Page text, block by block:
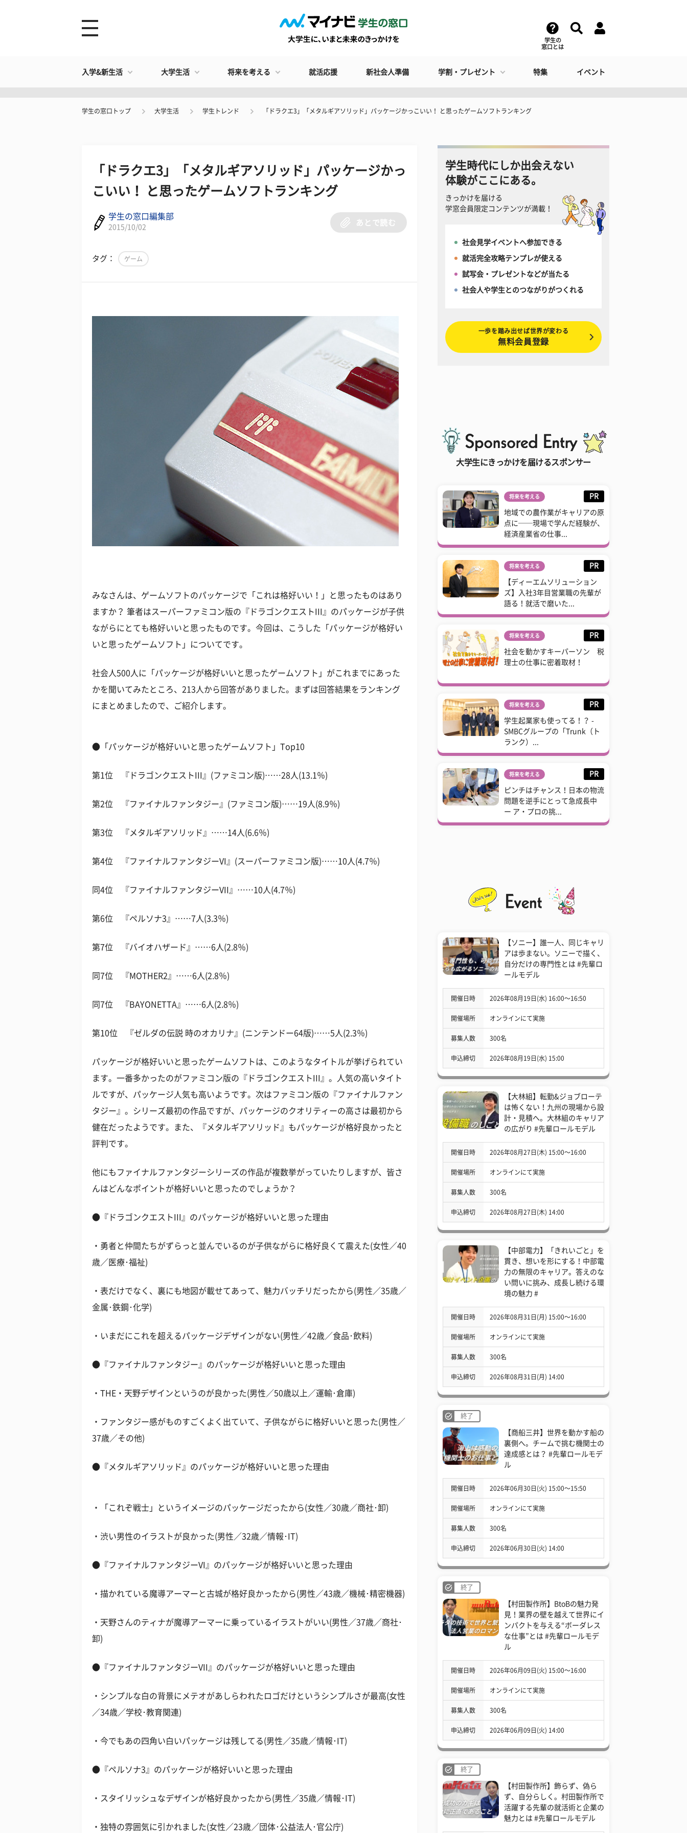
学生の
窓口とは
入学&新生活 大学生活 将来を考える 就活応援 新社会人準備 学割・プレゼント 特集 イベント
学生の窓口トップ 大学生活 学生トレンド 「ドラクエ3」「メタルギアソリッド」パッケージかっこいい！ と思ったゲームソフトランキング
「ドラクエ3」「メタルギアソリッド」パッケージかっ
こいい！ と思ったゲームソフトランキング
学生の窓口編集部
2015/10/02
あとで読む
タグ： ゲーム
みなさんは、ゲームソフトのパッケージで「これは格好いい！」と思ったものはあり
ますか？ 筆者はスーパーファミコン版の『ドラゴンクエストIII』のパッケージが子供
ながらにとても格好いいと思ったものです。今回は、こうした「パッケージが格好い
いと思ったゲームソフト」についてです。
社会人500人に「パッケージが格好いいと思ったゲームソフト」がこれまでにあった
かを聞いてみたところ、213人から回答がありました。まずは回答結果をランキング
にまとめましたので、ご紹介します。
●「パッケージが格好いいと思ったゲームソフト」Top10
第1位 『ドラゴンクエストIII』(ファミコン版)……28人(13.1％)
第2位 『ファイナルファンタジー』(ファミコン版)……19人(8.9％)
第3位 『メタルギアソリッド』……14人(6.6％)
第4位 『ファイナルファンタジーVI』(スーパーファミコン版)……10人(4.7％)
同4位 『ファイナルファンタジーVII』……10人(4.7％)
第6位 『ペルソナ3』……7人(3.3％)
第7位 『バイオハザード』……6人(2.8％)
同7位 『MOTHER2』……6人(2.8％)
同7位 『BAYONETTA』……6人(2.8％)
第10位 『ゼルダの伝説 時のオカリナ』(ニンテンドー64版)……5人(2.3％)
パッケージが格好いいと思ったゲームソフトは、このようなタイトルが挙げられてい
ます。一番多かったのがファミコン版の『ドラゴンクエストIII』。人気の高いタイト
ルですが、パッケージ人気も高いようです。次はファミコン版の『ファイナルファン
タジー』。シリーズ最初の作品ですが、パッケージのクオリティーの高さは最初から
健在だったようです。また、『メタルギアソリッド』もパッケージが格好良かったと
評判です。
他にもファイナルファンタジーシリーズの作品が複数挙がっていたりしますが、皆さ
んはどんなポイントが格好いいと思ったのでしょうか？
●『ドラゴンクエストIII』のパッケージが格好いいと思った理由
・勇者と仲間たちがずらっと並んでいるのが子供ながらに格好良くて震えた(女性／40
歳／医療･福祉)
・表だけでなく、裏にも地図が載せてあって、魅力バッチリだったから(男性／35歳／
金属･鉄鋼･化学)
・いまだにこれを超えるパッケージデザインがない(男性／42歳／食品･飲料)
●『ファイナルファンタジー』のパッケージが格好いいと思った理由
・THE・天野デザインというのが良かった(男性／50歳以上／運輸･倉庫)
・ファンタジー感がものすごくよく出ていて、子供ながらに格好いいと思った(男性／
37歳／その他)
●『メタルギアソリッド』のパッケージが格好いいと思った理由
・「これぞ戦士」というイメージのパッケージだったから(女性／30歳／商社･卸)
・渋い男性のイラストが良かった(男性／32歳／情報･IT)
●『ファイナルファンタジーVI』のパッケージが格好いいと思った理由
・描かれている魔導アーマーと古城が格好良かったから(男性／43歳／機械･精密機器)
・天野さんのティナが魔導アーマーに乗っているイラストがいい(男性／37歳／商社･
卸)
●『ファイナルファンタジーVII』のパッケージが格好いいと思った理由
・シンプルな白の背景にメテオがあしらわれたロゴだけというシンプルさが最高(女性
／34歳／学校･教育関連)
・今でもあの四角い白いパッケージは残してる(男性／35歳／情報･IT)
●『ペルソナ3』のパッケージが格好いいと思った理由
・スタイリッシュなデザインが格好良かったから(男性／35歳／情報･IT)
・独特の雰囲気に引かれました(女性／23歳／団体･公益法人･官公庁)
学生時代にしか出会えない
体験がここにある。
きっかけを届ける
学窓会員限定コンテンツが満載！
社会見学イベントへ参加できる
就活完全攻略テンプレが使える
試写会・プレゼントなどが当たる
社会人や学生とのつながりがつくれる
一歩を踏み出せば世界が変わる
無料会員登録
大学生にきっかけを届けるスポンサー
将来を考える PR
地域での農作業がキャリアの原
点に──現場で学んだ経験が、
経済産業省の仕事...
将来を考える PR
【ディーエムソリューション
ズ】入社3年目営業職の先輩が
語る！就活で磨いた...
将来を考える PR
社会を動かすキーパーソン 税
理士の仕事に密着取材！
将来を考える PR
学生起業家も使ってる！？ -
SMBCグループの「Trunk（ト
ランク）...
将来を考える PR
ピンチはチャンス！日本の物流
問題を逆手にとって急成長中
ー ア・プロの挑...
【ソニー】誰一人、同じキャリ
アは歩まない。ソニーで描く、
自分だけの専門性とは #先輩ロ
ールモデル
開催日時 2026年08月19日(水) 16:00〜16:50
開催場所 オンラインにて実施
募集人数 300名
申込締切 2026年08月19日(水) 15:00
【大林組】転勤&ジョブローテ
は怖くない！九州の現場から設
計・見積へ。大林組のキャリア
の広がり #先輩ロールモデル
開催日時 2026年08月27日(木) 15:00〜16:00
開催場所 オンラインにて実施
募集人数 300名
申込締切 2026年08月27日(木) 14:00
【中部電力】「きれいごと」を
貫き、想いを形にする！中部電
力の無限のキャリア。答えのな
い問いに挑み、成長し続ける環
境の魅力 #
開催日時 2026年08月31日(月) 15:00〜16:00
開催場所 オンラインにて実施
募集人数 300名
申込締切 2026年08月31日(月) 14:00
終了
【商船三井】世界を動かす船の
裏側へ。チームで挑む機関士の
達成感とは？ #先輩ロールモデ
ル
開催日時 2026年06月30日(火) 15:00〜15:50
開催場所 オンラインにて実施
募集人数 300名
申込締切 2026年06月30日(火) 14:00
終了
【村田製作所】BtoBの魅力発
見！業界の壁を越えて世界にイ
ンパクトを与える“ボーダレス
な仕事”とは #先輩ロールモデ
ル
開催日時 2026年06月09日(火) 15:00〜16:00
開催場所 オンラインにて実施
募集人数 300名
申込締切 2026年06月09日(火) 14:00
終了
【村田製作所】飾らず、偽ら
ず、自分らしく。村田製作所で
活躍する先輩の就活術と企業の
魅力とは #先輩ロールモデル